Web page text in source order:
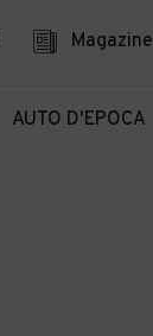
Magazine
AUTO D'EPOCA